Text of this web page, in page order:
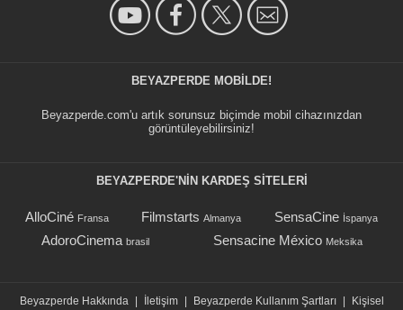
BEYAZPERDE MOBILDE!
Beyazperde.com'u artık sorunsuz biçimde mobil cihazınızdan
görüntüleyebilirsiniz!
BEYAZPERDE'NIN KARDEŞ SİTELERİ
AlloCiné Fransa Filmstarts Almanya SensaCine İspanya
AdoroCinema brasil Sensacine México Meksika
Beyazperde Hakkında İletişim Beyazperde Kullanım Şartları Kişisel